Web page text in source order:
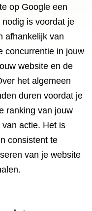
op Google een
is voordat je
afhankelijk van
concurrentie in jouw
website en de
het algemeen
duren voordat je
ranking van jouw
actie. Het is
consistent te
van je website